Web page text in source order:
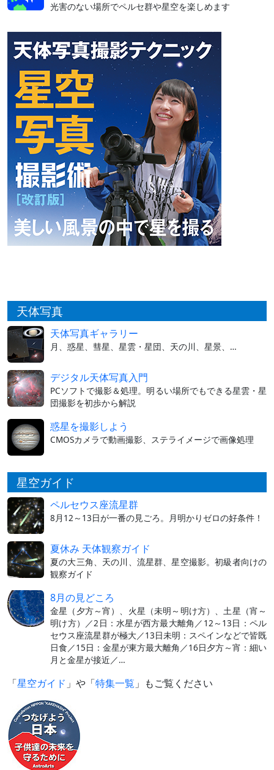
光害のない場所でペルセ群や星空を楽しめます
天体写真
天体写真ギャラリー
月、惑星、彗星、星雲・星団、天の川、星景、…
デジタル天体写真入門
PCソフトで撮影＆処理。明るい場所でもできる星雲・星
団撮影を初歩から解説
惑星を撮影しよう
CMOSカメラで動画撮影、ステライメージで画像処理
星空ガイド
ペルセウス座流星群
8月12～13日が一番の見ごろ。月明かりゼロの好条件！
夏休み 天体観察ガイド
夏の大三角、天の川、流星群、星空撮影。初級者向けの
観察ガイド
8月の見どころ
金星（夕方～宵）、火星（未明～明け方）、土星（宵～
明け方）／2日：水星が西方最大離角／12～13日：ペル
セウス座流星群が極大／13日未明：スペインなどで皆既
日食／15日：金星が東方最大離角／16日夕方～宵：細い
月と金星が接近／…
「星空ガイド 」や「特集一覧 」もご覧ください